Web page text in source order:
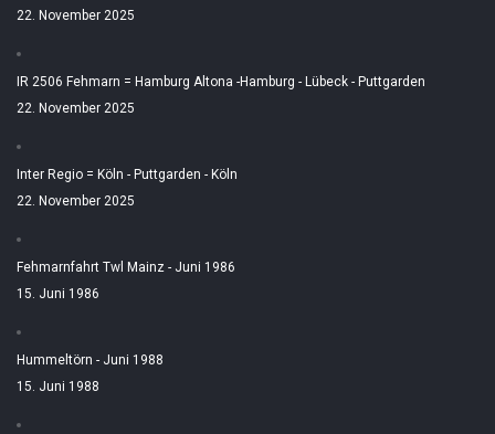
22. November 2025
IR 2506 Fehmarn = Hamburg Altona -Hamburg - Lübeck - Puttgarden
22. November 2025
Inter Regio = Köln - Puttgarden - Köln
22. November 2025
Fehmarnfahrt Twl Mainz - Juni 1986
15. Juni 1986
Hummeltörn - Juni 1988
15. Juni 1988